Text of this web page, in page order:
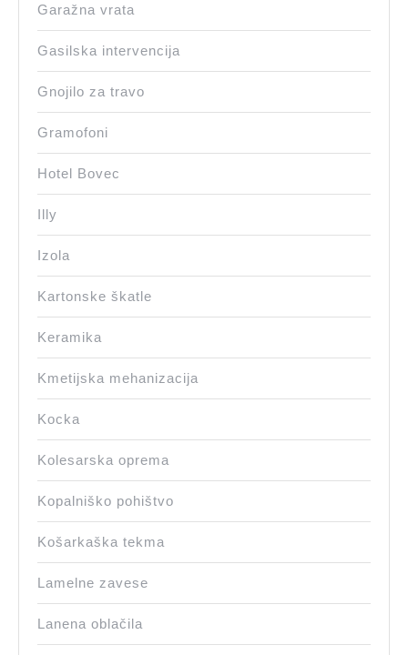
Garažna vrata
Gasilska intervencija
Gnojilo za travo
Gramofoni
Hotel Bovec
Illy
Izola
Kartonske škatle
Keramika
Kmetijska mehanizacija
Kocka
Kolesarska oprema
Kopalniško pohištvo
Košarkaška tekma
Lamelne zavese
Lanena oblačila